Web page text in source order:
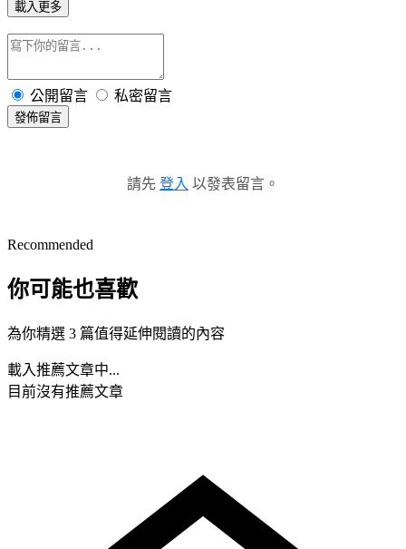
載入更多
公開留言 私密留言
發佈留言
請先 登入 以發表留言。
Recommended
你可能也喜歡
為你精選 3 篇值得延伸閱讀的內容
載入推薦文章中...
目前沒有推薦文章